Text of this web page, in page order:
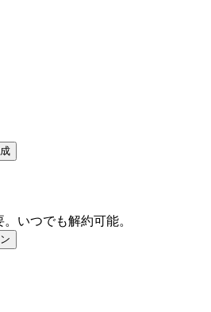
いつでも解約可能。